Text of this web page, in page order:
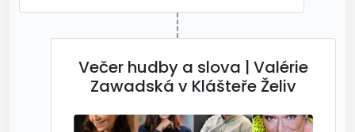
Večer hudby a slova | Valérie
Zawadská v Klášteře Želiv